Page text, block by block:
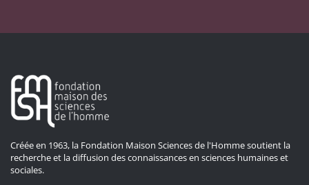
Créée en 1963, la Fondation Maison Sciences de l'Homme soutient la
recherche et la diffusion des connaissances en sciences humaines et
sociales.